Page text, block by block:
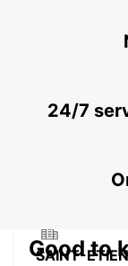
SAINT-
24/7
Good to